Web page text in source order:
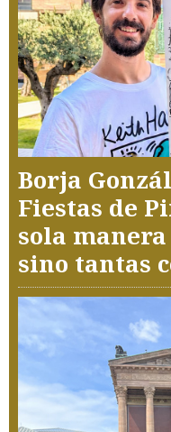
Borja
Fiestas de
sola
sino tantas